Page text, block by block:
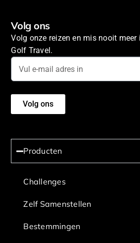
Volg ons
Volg onze reizen en mis nooit meer
Golf Travel.
Volg ons
Producten
Challenges
Zelf Samenstellen
Bestemmingen